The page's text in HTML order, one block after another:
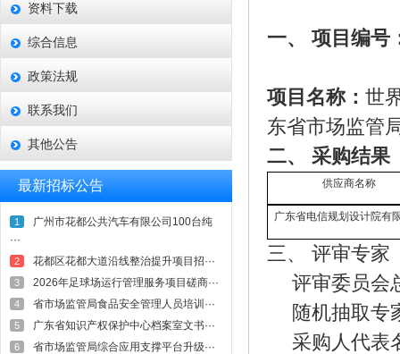
资料下载
综合信息
政策法规
联系我们
其他公告
最新招标公告
1
广州市花都公共汽车有限公司100台纯
···
2 花都区花都大道沿线整治提升项目招···
3 2026年足球场运行管理服务项目磋商···
4 省市场监管局食品安全管理人员培训···
5 广东省知识产权保护中心档案室文书···
6 省市场监管局综合应用支撑平台升级···
一、 项目编号
项目名称： 世
东省市场监管
二、 采购结果
供应商名称
广东省电信规划设计院有
三、 评审专家
评审委员会
随机抽取专
采购人代表